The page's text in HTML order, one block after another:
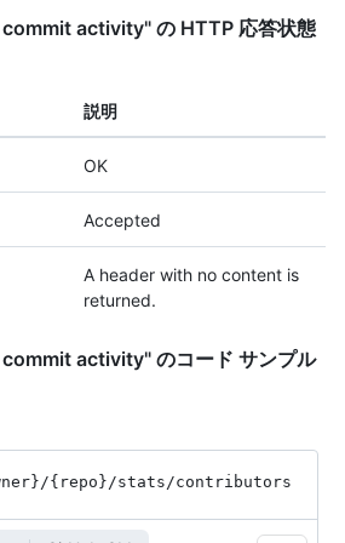
activity" の HTTP 応答状態
説明
OK
Accepted
A header with no content is
returned.
activity" のコード サンプル
/{repo} /stats /contributors